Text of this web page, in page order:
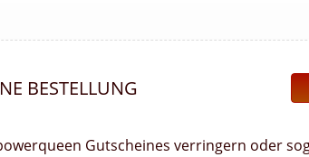
BESTELLUNG
Gutscheines verringern oder